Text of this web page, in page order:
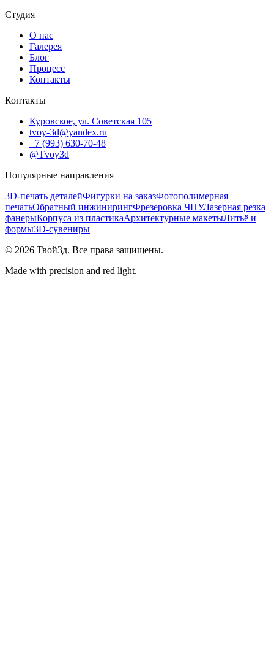
Студия
О нас
Галерея
Блог
Процесс
Контакты
Контакты
Куровское, ул. Советская 105
tvoy-3d@yandex.ru
+7 (993) 630-70-48
@Tvoy3d
Популярные направления
3D-печать деталейФигурки на заказФотополимерная
печатьОбратный инжинирингФрезеровка ЧПУЛазерная резка
фанерыКорпуса из пластикаАрхитектурные макетыЛитьё и
формы3D-сувениры
© 2026 Твой3д. Все права защищены.
Made with precision and red light.